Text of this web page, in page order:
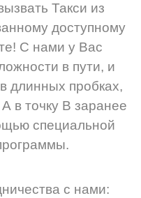
Такси из
доступному
С нами у Вас
в пути, и
длинных пробках,
в точку В заранее
специальной
с нами: